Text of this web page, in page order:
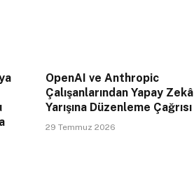
OpenAI ve Anthropic
Çalışanlarından Yapay Zekâ
Yarışına Düzenleme Çağrısı
29 Temmuz 2026